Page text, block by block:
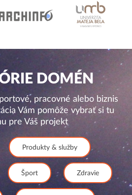
DOMÉN
pracovné alebo biznis
Vám pomôže vybrať si tu
pre Váš projekt
Produkty & služby
Šport Zdravie